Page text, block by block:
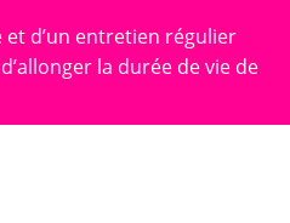
et d’un entretien régulier
la durée de vie de